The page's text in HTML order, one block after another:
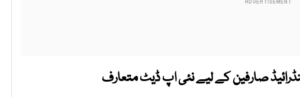
صارفین کے لیے نئی اپ ڈیٹ متعارف